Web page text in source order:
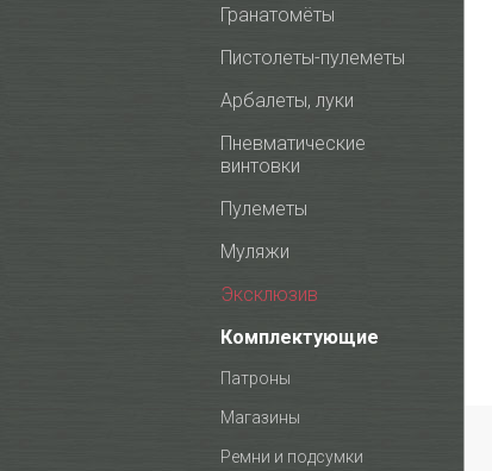
Гранатомёты
Пистолеты-пулеметы
Арбалеты, луки
Пневматические
винтовки
Пулеметы
Муляжи
Эксклюзив
Комплектующие
Патроны
Магазины
Ремни и подсумки